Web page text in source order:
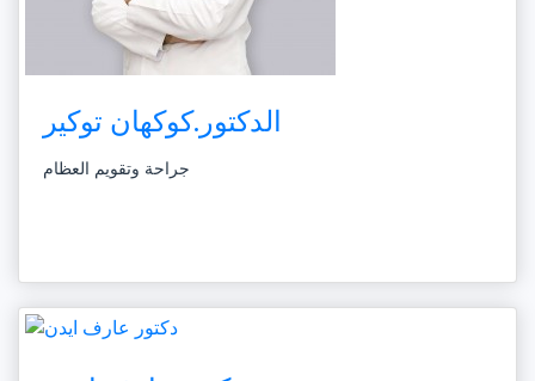
الدكتور.كوكهان توكير
جراحة وتقويم العظام